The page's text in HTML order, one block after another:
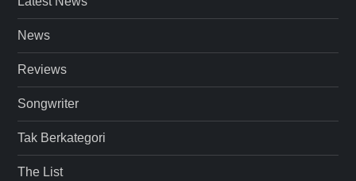
News
Reviews
Songwriter
Tak Berkategori
The List